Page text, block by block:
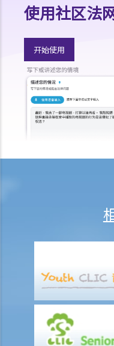
1. 何谓调解？
其他政府法律部门
法庭程序中的权利与协助
聋人和听障人士在法庭程序
使用社区法
开始使用